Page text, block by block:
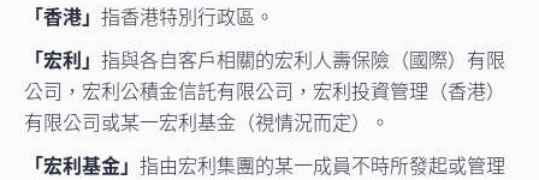
「香港」 指香港特別行政區。
「宏利」 指與各自客戶相關的宏利人壽保險（國際）有限
公司，宏利公積金信託有限公司，宏利投資管理（香港）
有限公司或某一宏利基金（視情況而定）。
「宏利基金」 指由宏利集團的某一成員不時所發起或管理